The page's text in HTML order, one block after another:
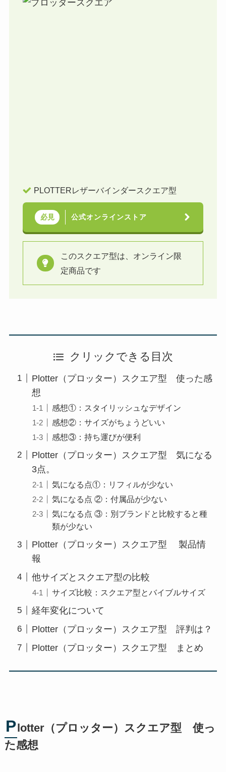
PLOTTERレザーバインダースクエア型
必見 公式オンラインストア
このスクエア型は、オンライン限
定商品です
クリックできる目次
Plotter（プロッター）スクエア型 使った感
想
感想①：スタイリッシュなデザイン
感想②：サイズがちょうどいい
感想③：持ち運びが便利
Plotter（プロッター）スクエア型 気になる
3点。
気になる点①：リフィルが少ない
気になる点 ②：付属品が少ない
気になる点 ③：別ブランドと比較すると種
類が少ない
Plotter（プロッター）スクエア型 製品情
報
他サイズとスクエア型の比較
サイズ比較：スクエア型とバイブルサイズ
経年変化について
Plotter（プロッター）スクエア型 評判は？
Plotter（プロッター）スクエア型 まとめ
P lotter（プロッター）スクエア型 使っ
た感想